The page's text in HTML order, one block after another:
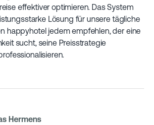
effektiver optimieren. Das System
Lösung für unsere tägliche
happyhotel jedem empfehlen, der eine
sucht, seine Preisstrategie
Hermens